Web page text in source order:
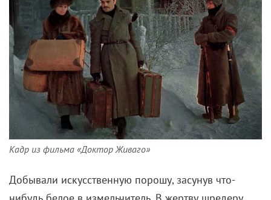
Одна из стандартных картин, о которых
вспоминаешь при сочетании слов «ромком» и
«наемный убийца». В перерыве между опасными
заданиями Спенсер Эймс (Эштон Кутчер)
влюбляется в красавицу Джен Корнфельдт (Кэтрин
Хайгл). И настолько теряет голову, что забрасывает
прерывается спустя несколько лет – на Спенсера